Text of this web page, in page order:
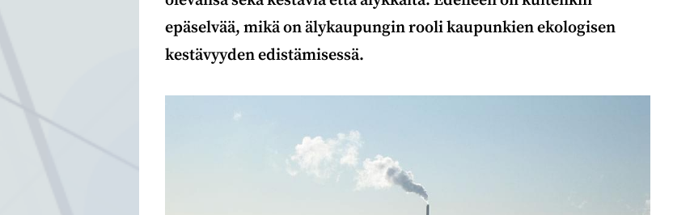
epäselvää, mikä on älykaupungin rooli kaupunkien ekologisen
kestävyyden edistämisessä.